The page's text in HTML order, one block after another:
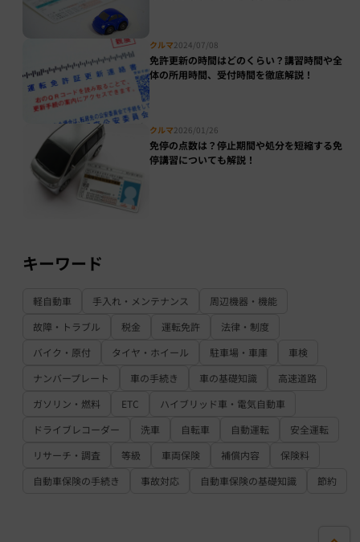
クルマ2024/07/08
免許更新の時間はどのくらい？講習時間や全
体の所用時間、受付時間を徹底解説！
クルマ2026/01/26
免停の点数は？停止期間や処分を短縮する免
停講習についても解説！
キーワード
軽自動車 手入れ・メンテナンス
周辺機器・機能
故障・トラブル
税金 運転免許
法律・制度
バイク・原付
タイヤ・ホイール 駐車場・車庫
車検
ナンバープレート
車の手続き 車の基礎知識
高速道路
ガソリン・燃料
ETC
ハイブリッド車・電気自動車
ドライブレコーダー
洗車 自転車 自動運転
安全運転
リサーチ・調査
等級 車両保険 補償内容
保険料
自動車保険の手続き
事故対応 自動車保険の基礎知識 節約